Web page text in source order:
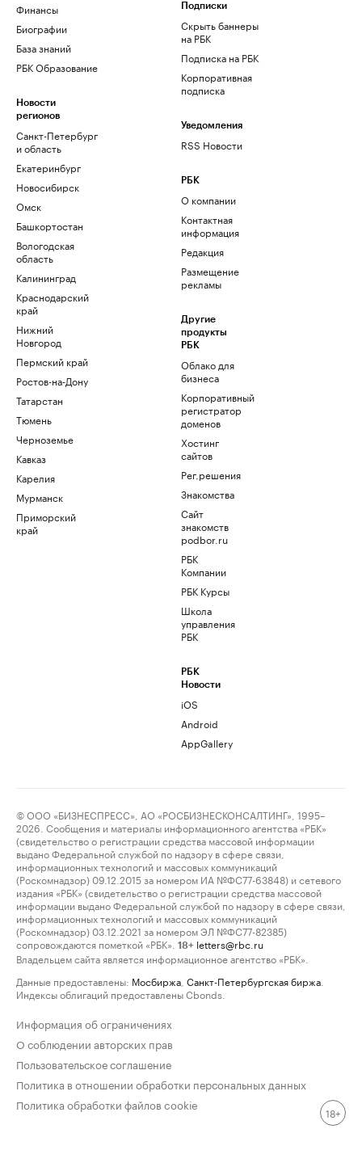
Финансы
Биографии
База знаний
РБК Образование
Новости
регионов
Санкт-Петербург
и область
Екатеринбург
Новосибирск
Омск
Башкортостан
Вологодская
область
Калининград
Краснодарский
край
Нижний
Новгород
Пермский край
Ростов-на-Дону
Татарстан
Тюмень
Черноземье
Кавказ
Карелия
Мурманск
Приморский
край
Подписки
Скрыть баннеры
на РБК
Подписка на РБК
Корпоративная
подписка
Уведомления
RSS Новости
РБК
О компании
Контактная
информация
Редакция
Размещение
рекламы
Другие
продукты
РБК
Облако для
бизнеса
Корпоративный
регистратор
доменов
Хостинг
сайтов
Рег.решения
Знакомства
Сайт
знакомств
podbor.ru
РБК
Компании
РБК Курсы
Школа
управления
РБК
РБК
Новости
iOS
Android
AppGallery
© ООО «БИЗНЕСПРЕСС», АО «РОСБИЗНЕСКОНСАЛТИНГ», 1995–
2026. Сообщения и материалы информационного агентства «РБК»
(свидетельство о регистрации средства массовой информации
выдано Федеральной службой по надзору в сфере связи,
информационных технологий и массовых коммуникаций
(Роскомнадзор) 09.12.2015 за номером ИА №ФС77-63848) и сетевого
издания «РБК» (свидетельство о регистрации средства массовой
информации выдано Федеральной службой по надзору в сфере связи,
информационных технологий и массовых коммуникаций
(Роскомнадзор) 03.12.2021 за номером ЭЛ №ФС77-82385)
сопровождаются пометкой «РБК».
18+ letters@rbc.ru
Владельцем сайта является информационное агентство «РБК».
Данные предоставлены: Мосбиржа Санкт-Петербургская биржа
Индексы облигаций предоставлены Cbonds.
Информация об ограничениях
О соблюдении авторских прав
Пользовательское соглашение
Политика в отношении обработки персональных данных
Политика обработки файлов cookie
18+